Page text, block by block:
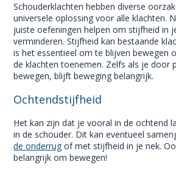
Schouderklachten hebben diverse
universele oplossing voor alle klachten.
juiste oefeningen helpen om stijfheid in
verminderen. Stijfheid kan bestaande
is het essentieel om te blijven bewegen
de klachten toenemen. Zelfs als je door
bewegen, blijft beweging belangrijk.
Ochtendstijfheid
Het kan zijn dat je vooral in de ochtend
in de schouder. Dit kan eventueel
de onderrugof met stijfheid in je nek.
belangrijk om bewegen!